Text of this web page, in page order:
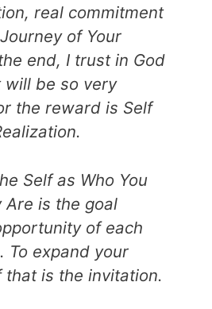
real commitment
of Your
end, I trust in God
will be so very
the reward is Self
Self as Who You
Are is the goal
of each
To expand your
that is the invitation.